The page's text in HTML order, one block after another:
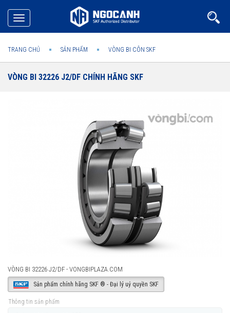
Toggle
navigation
TRANG CHỦ SẢN PHẨM VÒNG BI CÔN SKF
VÒNG BI 32226 J2/DF CHÍNH HÃNG SKF
VÒNG BI 32226 J2/DF - VONGBIPLAZA.COM
Sản phẩm chính hãng SKF ® - Đại lý uỷ quyền SKF
Thông tin sản phẩm